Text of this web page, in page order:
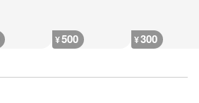
¥500 ¥300